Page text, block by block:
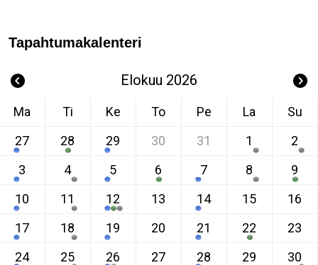
Tapahtumakalenteri
Elokuu 2026
Ma Ti Ke To Pe La
Su
27
28 29 30 31 1
2
3
4 5 6 7 8
9
10
11 12 13 14 15
16
17
18 19 20 21 22
23
24
25 26 27 28 29
30